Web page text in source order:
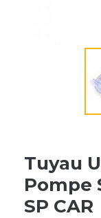
Tuyau
Pompe
SP CAR